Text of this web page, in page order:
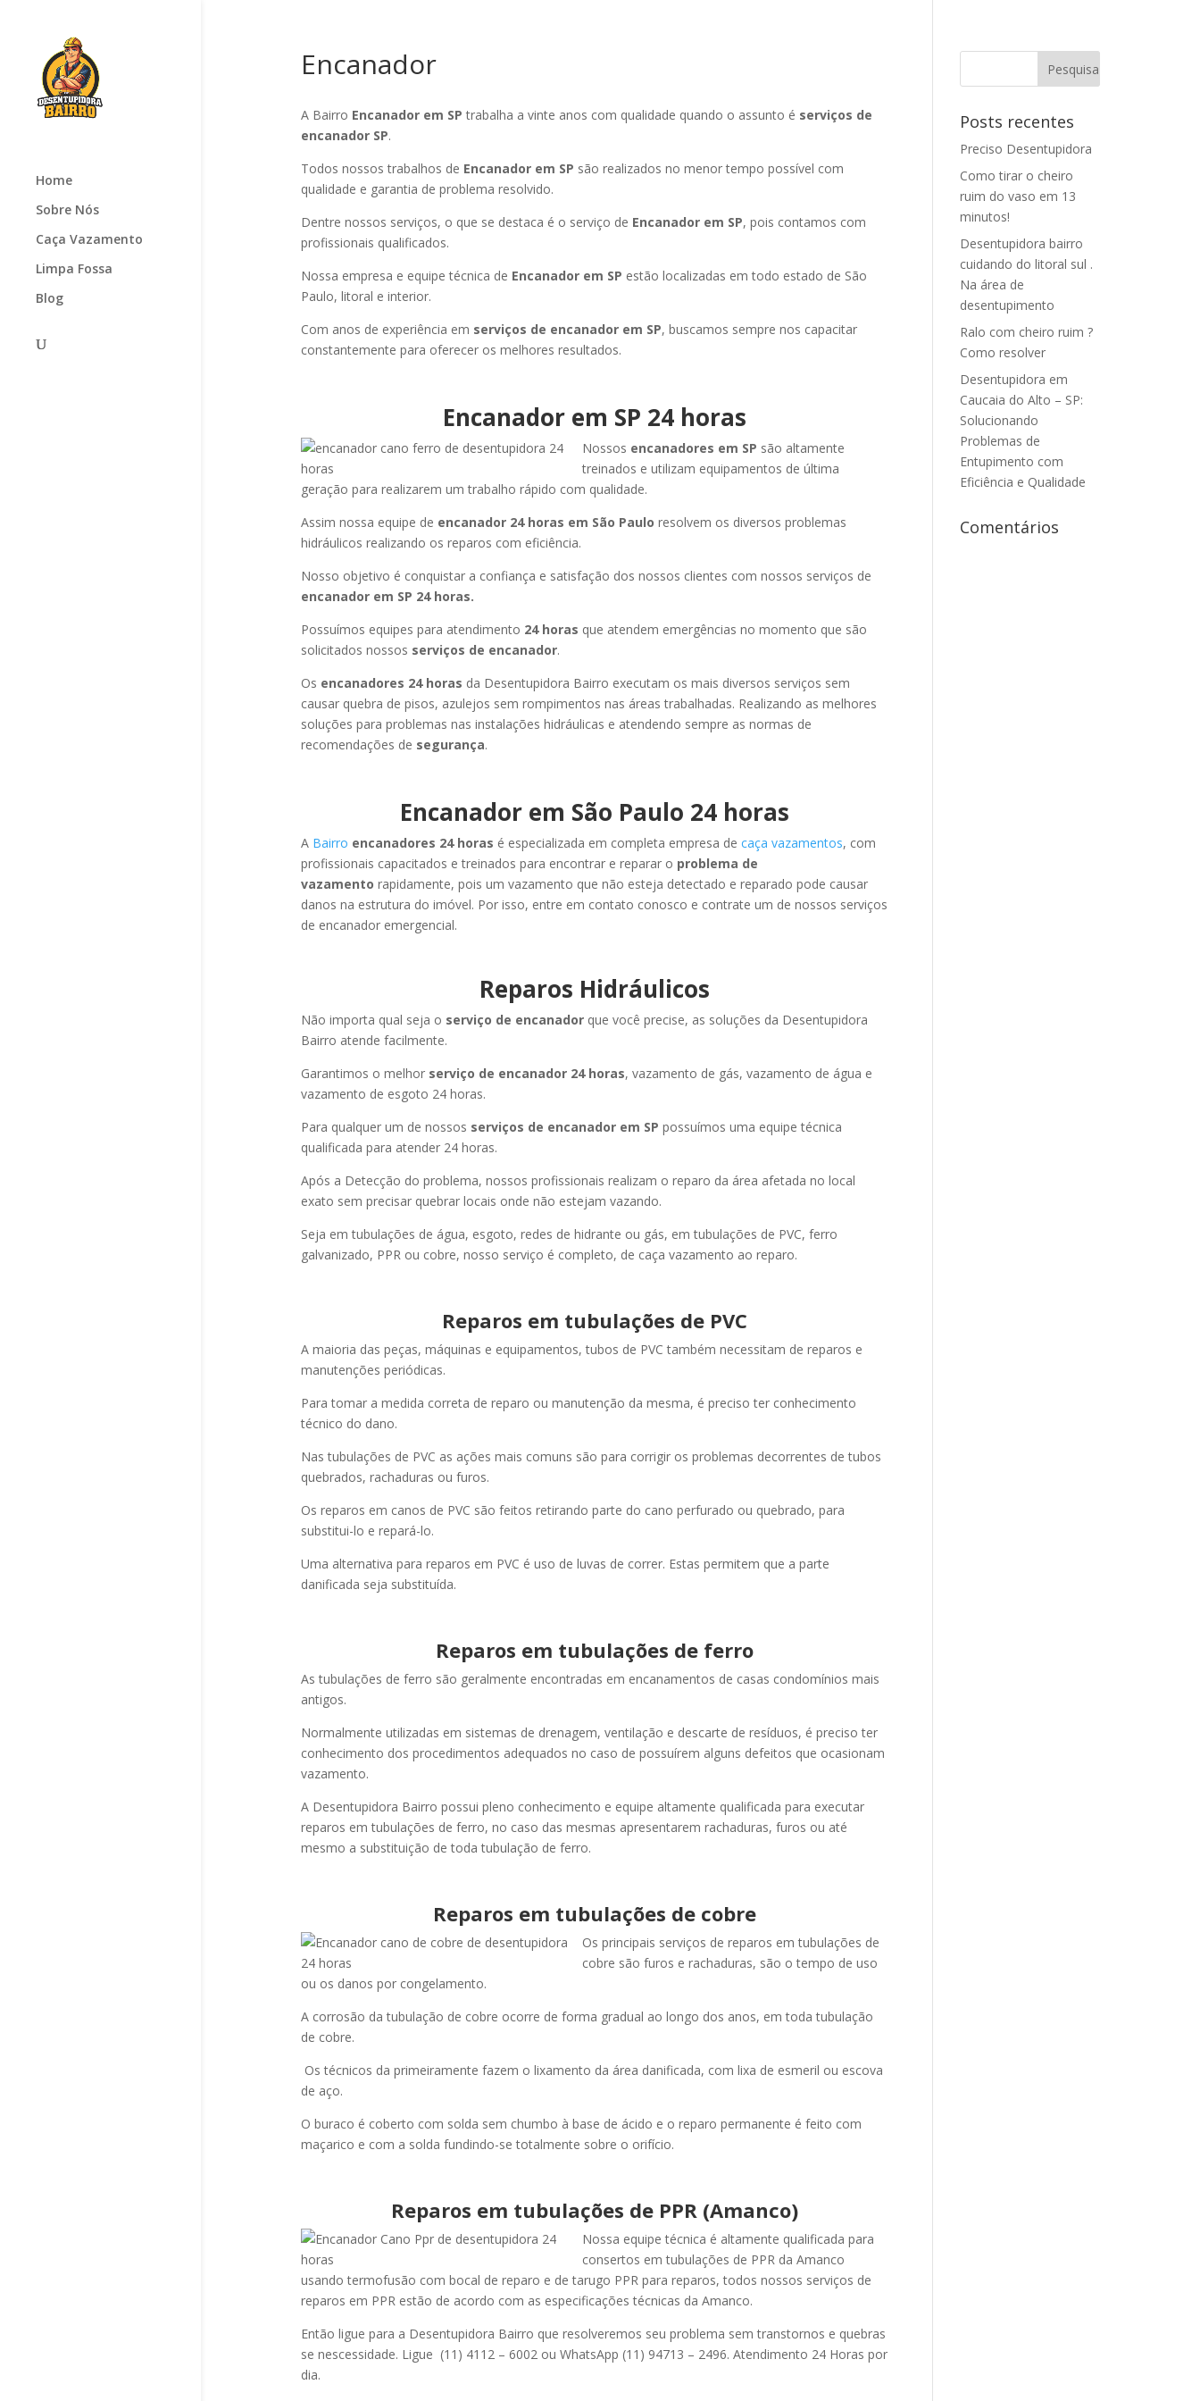
Home
Sobre Nós
Caça Vazamento
Limpa Fossa
Blog
Encanador
A Bairro Encanador em SP trabalha a vinte anos com qualidade quando o assunto é serviços de
encanador SP.
Todos nossos trabalhos de Encanador em SP são realizados no menor tempo possível com
qualidade e garantia de problema resolvido.
Dentre nossos serviços, o que se destaca é o serviço de Encanador em SP, pois contamos com
profissionais qualificados.
Nossa empresa e equipe técnica de Encanador em SP estão localizadas em todo estado de São
Paulo, litoral e interior.
Com anos de experiência em serviços de encanador em SP, buscamos sempre nos capacitar
constantemente para oferecer os melhores resultados.
Encanador em SP 24 horas
Nossos encanadores em SP são altamente
treinados e utilizam equipamentos de última
geração para realizarem um trabalho rápido com qualidade.
Assim nossa equipe de encanador 24 horas em São Paulo resolvem os diversos problemas
hidráulicos realizando os reparos com eficiência.
Nosso objetivo é conquistar a confiança e satisfação dos nossos clientes com nossos serviços de
encanador em SP 24 horas.
Possuímos equipes para atendimento 24 horas que atendem emergências no momento que são
solicitados nossos serviços de encanador.
Os encanadores 24 horas da Desentupidora Bairro executam os mais diversos serviços sem
causar quebra de pisos, azulejos sem rompimentos nas áreas trabalhadas. Realizando as melhores
soluções para problemas nas instalações hidráulicas e atendendo sempre as normas de
recomendações de segurança.
Encanador em São Paulo 24 horas
A Bairro encanadores 24 horas é especializada em completa empresa de caça vazamentos, com
profissionais capacitados e treinados para encontrar e reparar o problema de
vazamento rapidamente, pois um vazamento que não esteja detectado e reparado pode causar
danos na estrutura do imóvel. Por isso, entre em contato conosco e contrate um de nossos serviços
de encanador emergencial.
Reparos Hidráulicos
Não importa qual seja o serviço de encanadorque você precise, as soluções da Desentupidora
Bairro atende facilmente.
Garantimos o melhor serviço de encanador 24 horas, vazamento de gás, vazamento de água e
vazamento de esgoto 24 horas.
Para qualquer um de nossos serviços de encanador em SP possuímos uma equipe técnica
qualificada para atender 24 horas.
Após a Detecção do problema, nossos profissionais realizam o reparo da área afetada no local
exato sem precisar quebrar locais onde não estejam vazando.
Seja em tubulações de água, esgoto, redes de hidrante ou gás, em tubulações de PVC, ferro
galvanizado, PPR ou cobre, nosso serviço é completo, de caça vazamento ao reparo.
Reparos em tubulações de PVC
A maioria das peças, máquinas e equipamentos, tubos de PVC também necessitam de reparos e
manutenções periódicas.
Para tomar a medida correta de reparo ou manutenção da mesma, é preciso ter conhecimento
técnico do dano.
Nas tubulações de PVC as ações mais comuns são para corrigir os problemas decorrentes de tubos
quebrados, rachaduras ou furos.
Os reparos em canos de PVC são feitos retirando parte do cano perfurado ou quebrado, para
substitui-lo e repará-lo.
Uma alternativa para reparos em PVC é uso de luvas de correr. Estas permitem que a parte
danificada seja substituída.
Reparos em tubulações de ferro
As tubulações de ferro são geralmente encontradas em encanamentos de casas condomínios mais
antigos.
Normalmente utilizadas em sistemas de drenagem, ventilação e descarte de resíduos, é preciso ter
conhecimento dos procedimentos adequados no caso de possuírem alguns defeitos que ocasionam
vazamento.
A Desentupidora Bairro possui pleno conhecimento e equipe altamente qualificada para executar
reparos em tubulações de ferro, no caso das mesmas apresentarem rachaduras, furos ou até
mesmo a substituição de toda tubulação de ferro.
Reparos em tubulações de cobre
Os principais serviços de reparos em tubulações de
cobre são furos e rachaduras, são o tempo de uso
ou os danos por congelamento.
A corrosão da tubulação de cobre ocorre de forma gradual ao longo dos anos, em toda tubulação
de cobre.
Os técnicos da primeiramente fazem o lixamento da área danificada, com lixa de esmeril ou escova
de aço.
O buraco é coberto com solda sem chumbo à base de ácido e o reparo permanente é feito com
maçarico e com a solda fundindo-se totalmente sobre o orifício.
Reparos em tubulações de PPR (Amanco)
Nossa equipe técnica é altamente qualificada para
consertos em tubulações de PPR da Amanco
usando termofusão com bocal de reparo e de tarugo PPR para reparos, todos nossos serviços de
reparos em PPR estão de acordo com as especificações técnicas da Amanco.
Então ligue para a Desentupidora Bairro que resolveremos seu problema sem transtornos e quebras
se nescessidade. Ligue (11) 4112 – 6002 ou WhatsApp (11) 94713 – 2496. Atendimento 24 Horas por
dia.
Posts recentes
Preciso Desentupidora
Como tirar o cheiro
ruim do vaso em 13
minutos!
Desentupidora bairro
cuidando do litoral sul .
Na área de
desentupimento
Ralo com cheiro ruim ?
Como resolver
Desentupidora em
Caucaia do Alto – SP:
Solucionando
Problemas de
Entupimento com
Eficiência e Qualidade
Comentários